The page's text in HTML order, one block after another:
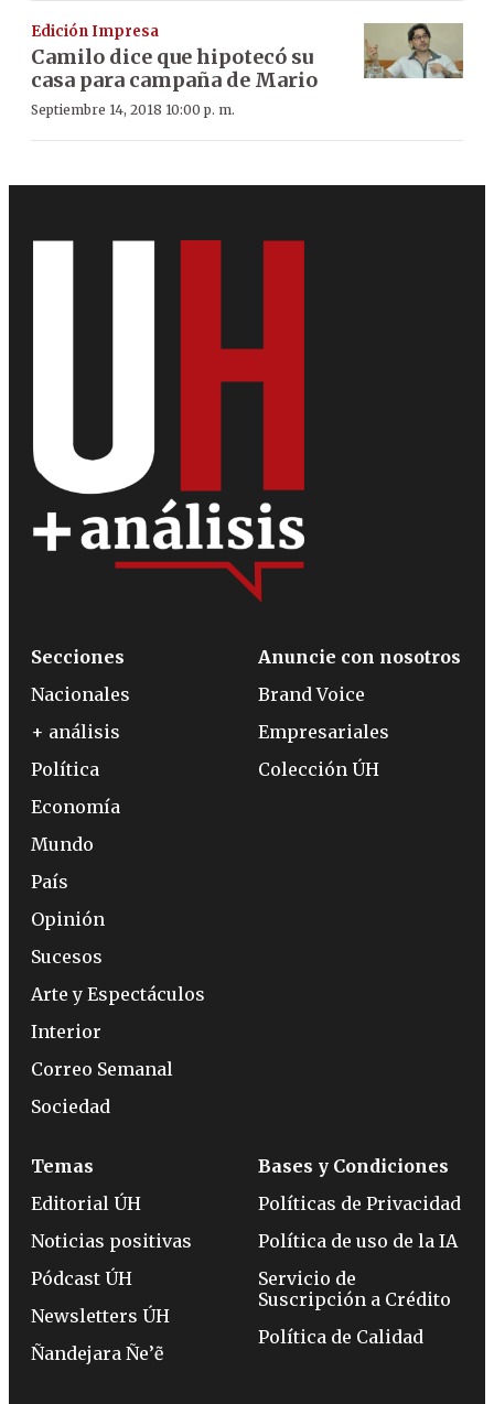
Edición Impresa
Camilo dice que hipotecó su
casa para campaña de Mario
Septiembre 14, 2018 10:00 p. m.
Secciones
Nacionales
+ análisis
Política
Economía
Mundo
País
Opinión
Sucesos
Arte y Espectáculos
Interior
Correo Semanal
Sociedad
Anuncie con nosotros
Brand Voice
Empresariales
Colección ÚH
Temas
Editorial ÚH
Noticias positivas
Pódcast ÚH
Newsletters ÚH
Ñandejara Ñe’ẽ
Bases y Condiciones
Políticas de Privacidad
Política de uso de la IA
Servicio de
Suscripción a Crédito
Política de Calidad